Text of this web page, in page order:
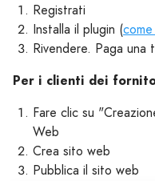
Registrati
Installa il plugin (
Rivendere. Paga
Per i clienti dei
Fare clic su
Web
Crea sito web
Pubblica il sito web